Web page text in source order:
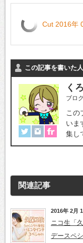
Cut 2016年
この記事を書いた人
く
ブロ
この
いま
集し
関連記事
2016年 2月
ニコ生「
デースペ